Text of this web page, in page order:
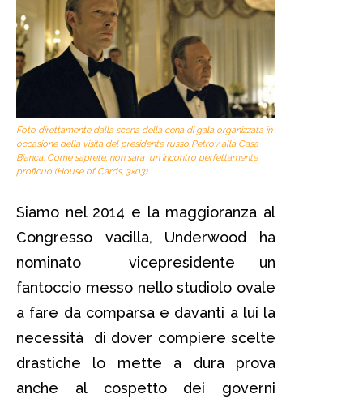
Foto direttamente dalla scena della cena di gala organizzata in
occasione della visita del presidente russo Petrov alla Casa
Bianca. Come saprete, non sarà un incontro perfettamente
proficuo (House of Cards, 3×03).
Siamo nel 2014 e la maggioranza al
Congresso vacilla, Underwood ha
nominato vicepresidente un
fantoccio messo nello studiolo ovale
a fare da comparsa e davanti a lui la
necessità di dover compiere scelte
drastiche lo mette a dura prova
anche al cospetto dei governi